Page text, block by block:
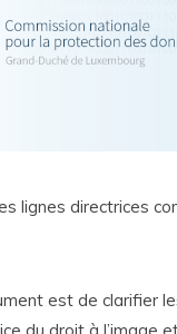
lignes directrices
est de clarifier